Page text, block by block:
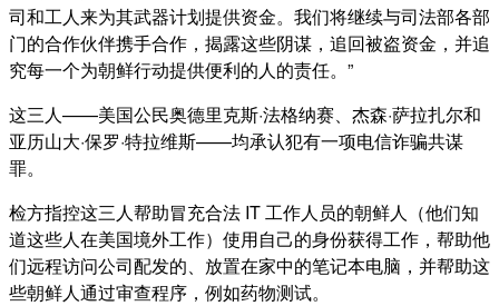
司和工人来为其武器计划提供资金。我们将继续与司法部各部
门的合作伙伴携手合作，揭露这些阴谋，追回被盗资金，并追
究每一个为朝鲜行动提供便利的人的责任。”
这三人——美国公民奥德里克斯·法格纳赛、杰森·萨拉扎尔和
亚历山大·保罗·特拉维斯——均承认犯有一项电信诈骗共谋
罪。
检方指控这三人帮助冒充合法 IT 工作人员的朝鲜人（他们知
道这些人在美国境外工作）使用自己的身份获得工作，帮助他
们远程访问公司配发的、放置在​​家中的笔记本电脑，并帮助这
些朝鲜人通过审查程序，例如药物测试。